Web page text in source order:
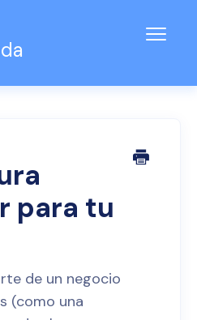
para tu
de un negocio
(como una